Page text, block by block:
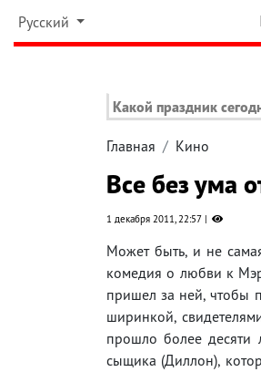
Русский
Какой праздник
Главная Кино
Все без ума
1 декабря 2011, 22:57
Может быть, и не
комедия о любви к
пришел за ней, чтобы
ширинкой,
прошло более десяти
сыщика (Диллон),